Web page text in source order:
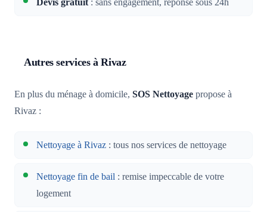
Devis gratuit: sans engagement, réponse sous 24h
Autres services à Rivaz
En plus du ménage à domicile, SOS Nettoyage propose à
Rivaz :
Nettoyage à Rivaz : tous nos services de nettoyage
Nettoyage fin de bail : remise impeccable de votre
logement